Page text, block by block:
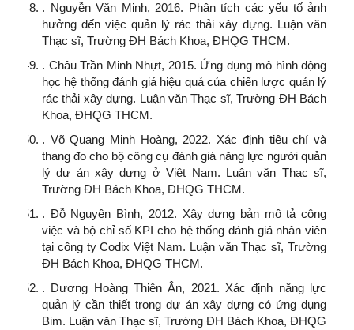
. Nguyễn Văn Minh, 2016. Phân tích các yếu tố ảnh
hưởng đến việc quản lý rác thải xây dựng. Luận văn
Thạc sĩ, Trường ĐH Bách Khoa, ĐHQG THCM.
. Châu Trần Minh Nhựt, 2015. Ứng dụng mô hình động
học hệ thống đánh giá hiệu quả của chiến lược quản lý
rác thải xây dựng. Luận văn Thạc sĩ, Trường ĐH Bách
Khoa, ĐHQG THCM.
. Võ Quang Minh Hoàng, 2022. Xác định tiêu chí và
thang đo cho bộ công cụ đánh giá năng lực người quản
lý dự án xây dựng ở Việt Nam. Luận văn Thạc sĩ,
Trường ĐH Bách Khoa, ĐHQG THCM.
. Đỗ Nguyên Bình, 2012. Xây dựng bản mô tả công
việc và bộ chỉ số KPI cho hệ thống đánh giá nhân viên
tại công ty Codix Việt Nam. Luận văn Thạc sĩ, Trường
ĐH Bách Khoa, ĐHQG THCM.
. Dương Hoàng Thiên Ân, 2021. Xác định năng lực
quản lý cần thiết trong dự án xây dựng có ứng dụng
Bim. Luận văn Thạc sĩ, Trường ĐH Bách Khoa, ĐHQG